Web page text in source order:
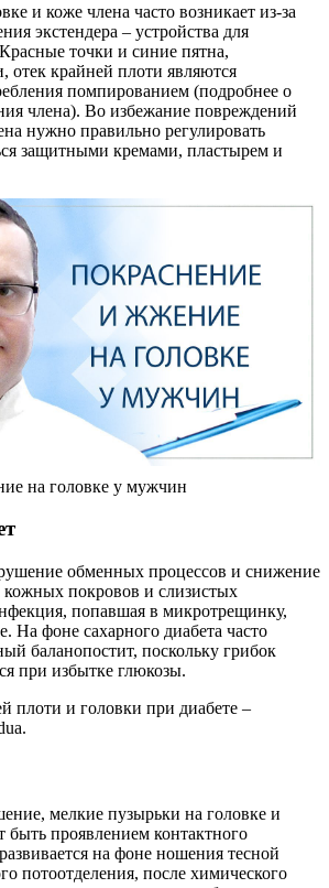
и коже члена часто возникает из-за
экстендера – устройства для
точки и синие пятна,
отек крайней плоти являются
помпированием (подробнее о
члена). Во избежание повреждений
нужно правильно регулировать
защитными кремами, пластырем и
на головке у мужчин
обменных процессов и снижение
покровов и слизистых
попавшая в микротрещинку,
На фоне сахарного диабета часто
баланопостит, поскольку грибок
при избытке глюкозы.
плоти и головки при диабете –
мелкие пузырьки на головке и
быть проявлением контактного
на фоне ношения тесной
потоотделения, после химического